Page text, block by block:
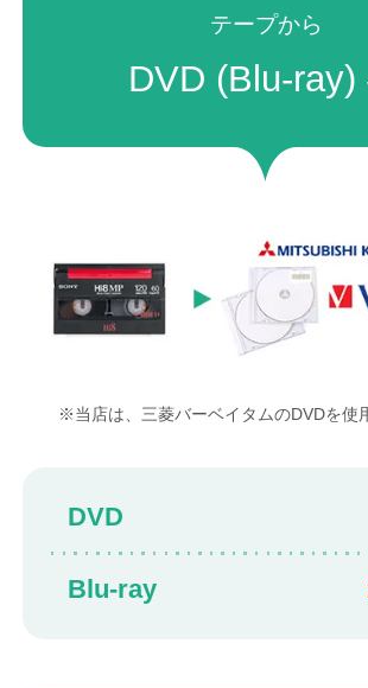
テープから
DVD (Blu-ray)
※当店は、三菱バーベイタムのDVDを使
DVD
Blu-ray